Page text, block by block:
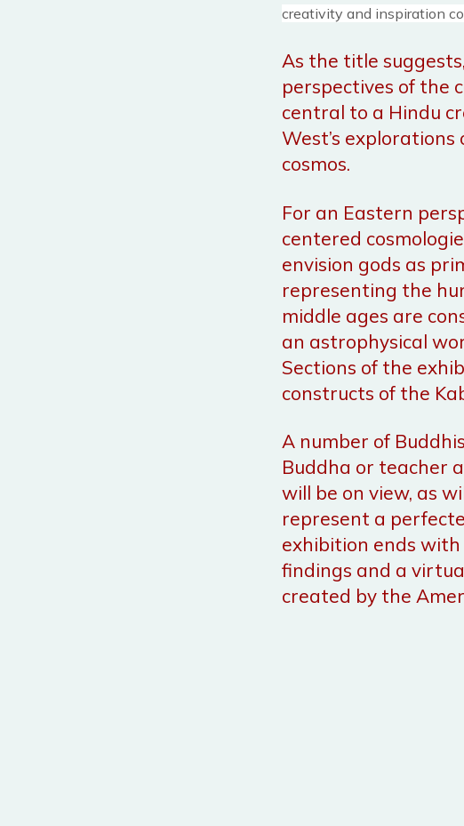
creativity and inspiration
As the title
perspectives of the
central to a Hindu
West’s
cosmos.
For an Eastern
centered
envision gods as
representing the
middle ages are
an astrophysical
Sections of the
constructs of the
A number of
Buddha or teacher
will be on view, as
represent a
exhibition ends
findings and a
created by the